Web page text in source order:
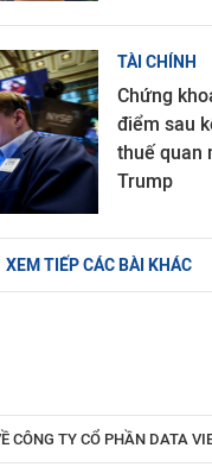
TÀI CHÍNH
Chứng
điểm sau
thuế quan
Trump
XEM TIẾP CÁC BÀI KHÁC
CÔNG TY CỔ PHẦN DATA